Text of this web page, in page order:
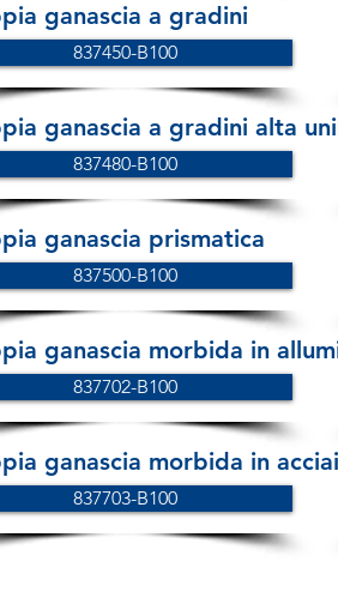
ganascia a gradini
837450-B100
ganascia a gradini alta
837480-B100
ganascia prismatica
837500-B100
ganascia morbida in
837702-B100
ganascia morbida in
837703-B100